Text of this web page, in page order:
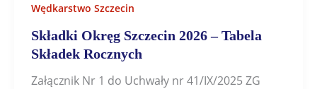
Wędkarstwo Szczecin
Składki Okręg Szczecin 2026 – Tabela
Składek Rocznych
Załącznik Nr 1 do Uchwały nr 41/IX/2025 ZG